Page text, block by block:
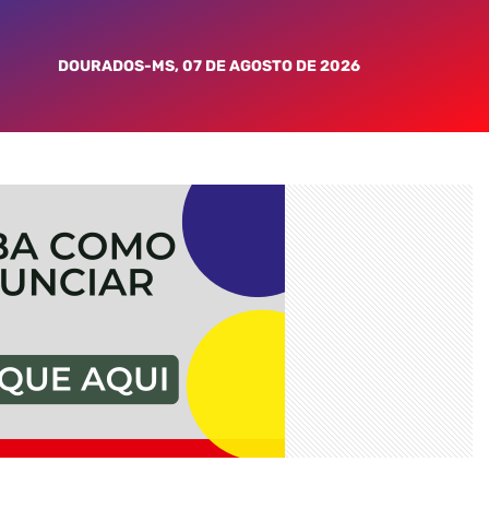
DOURADOS-MS, 07 DE AGOSTO DE 2026